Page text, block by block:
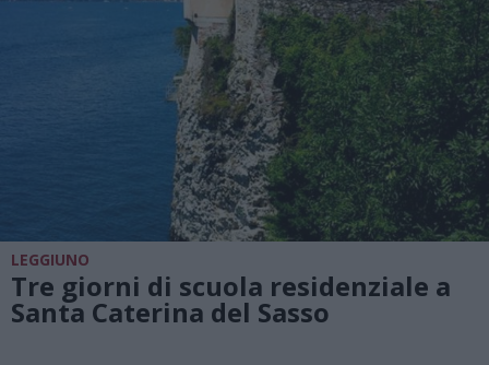
LEGGIUNO
Tre giorni di scuola residenziale a
Santa Caterina del Sasso